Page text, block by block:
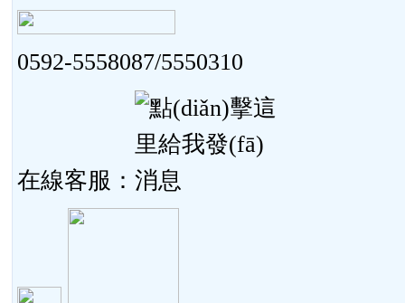
0592-5558087/5550310
在線客服：